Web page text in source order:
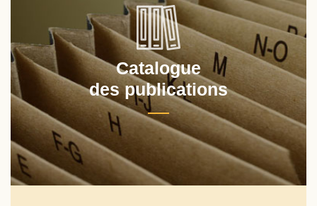
Catalogue
des publications